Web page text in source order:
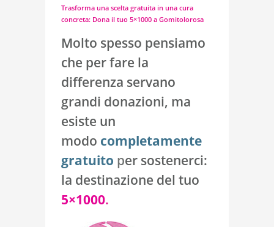
Trasforma una scelta gratuita in una cura
concreta: Dona il tuo 5×1000 a Gomitolorosa
Molto spesso pensiamo
che per fare la
differenza servano
grandi donazioni, ma
esiste un
modo completamente
gratuito per sostenerci:
la destinazione del tuo
5×1000.